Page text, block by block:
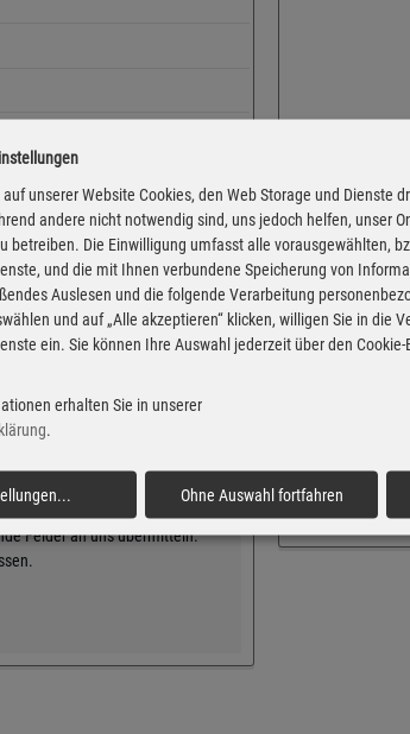
der Markttransparenzstelle
Informationsdienst,
übernehmen. Alle
der jeweiligen
Felder an uns übermitteln.
84069
Montag
Dienstag
Mittwoch
Sonntag
Feiertag
unserer Website Cookies, den Web Storage und Dienste
andere nicht notwendig sind, uns jedoch helfen, unser
betreiben. Die Einwilligung umfasst alle vorausgewählten,
und die mit Ihnen verbundene Speicherung von
Auslesen und die folgende Verarbeitung
und auf „Alle akzeptieren“ klicken, willigen Sie in die
ein. Sie können Ihre Auswahl jederzeit über den
erhalten Sie in unserer
.
... Ohne Auswahl fortfahren